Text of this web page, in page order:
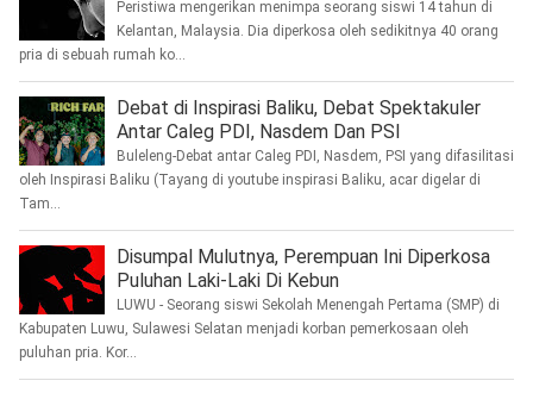
Peristiwa mengerikan menimpa seorang siswi 14 tahun di
Kelantan, Malaysia. Dia diperkosa oleh sedikitnya 40 orang
pria di sebuah rumah ko...
Debat di Inspirasi Baliku, Debat Spektakuler
Antar Caleg PDI, Nasdem Dan PSI
Buleleng-Debat antar Caleg PDI, Nasdem, PSI yang difasilitasi
oleh Inspirasi Baliku (Tayang di youtube inspirasi Baliku, acar digelar di
Tam...
Disumpal Mulutnya, Perempuan Ini Diperkosa
Puluhan Laki-Laki Di Kebun
LUWU - Seorang siswi Sekolah Menengah Pertama (SMP) di
Kabupaten Luwu, Sulawesi Selatan menjadi korban pemerkosaan oleh
puluhan pria. Kor...